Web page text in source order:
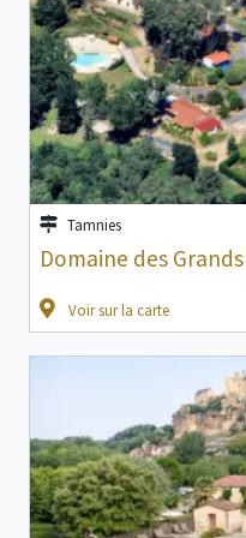
Tamnies
Domaine des
Voir sur la carte